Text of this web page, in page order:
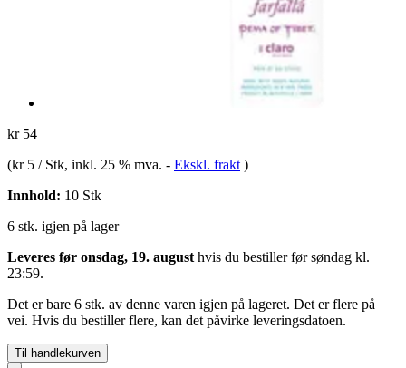
kr 54
(kr 5 / Stk, inkl. 25 % mva. - Ekskl. frakt )
Innhold: 10 Stk
6 stk. igjen på lager
Leveres før onsdag, 19. august hvis du bestiller førsøndag kl.
23:59.
Det er bare 6 stk. av denne varen igjen på lageret. Det er flere på
vei. Hvis du bestiller flere, kan det påvirke leveringsdatoen.
Til handlekurven